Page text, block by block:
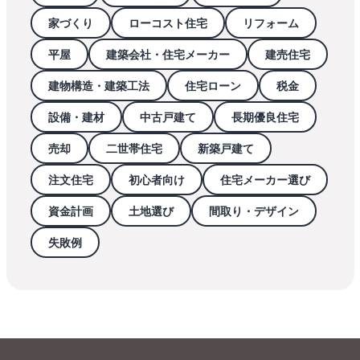
家づくり ローコスト住宅 リフォーム
平屋 建築会社・住宅メーカー 建売住宅
建物構造・建築工法 住宅ローン 税金
設備・建材 中古戸建て 長期優良住宅
売却 二世帯住宅 新築戸建て
注文住宅 初心者向け 住宅メーカー選び
資金計画 土地選び 間取り・デザイン
失敗例